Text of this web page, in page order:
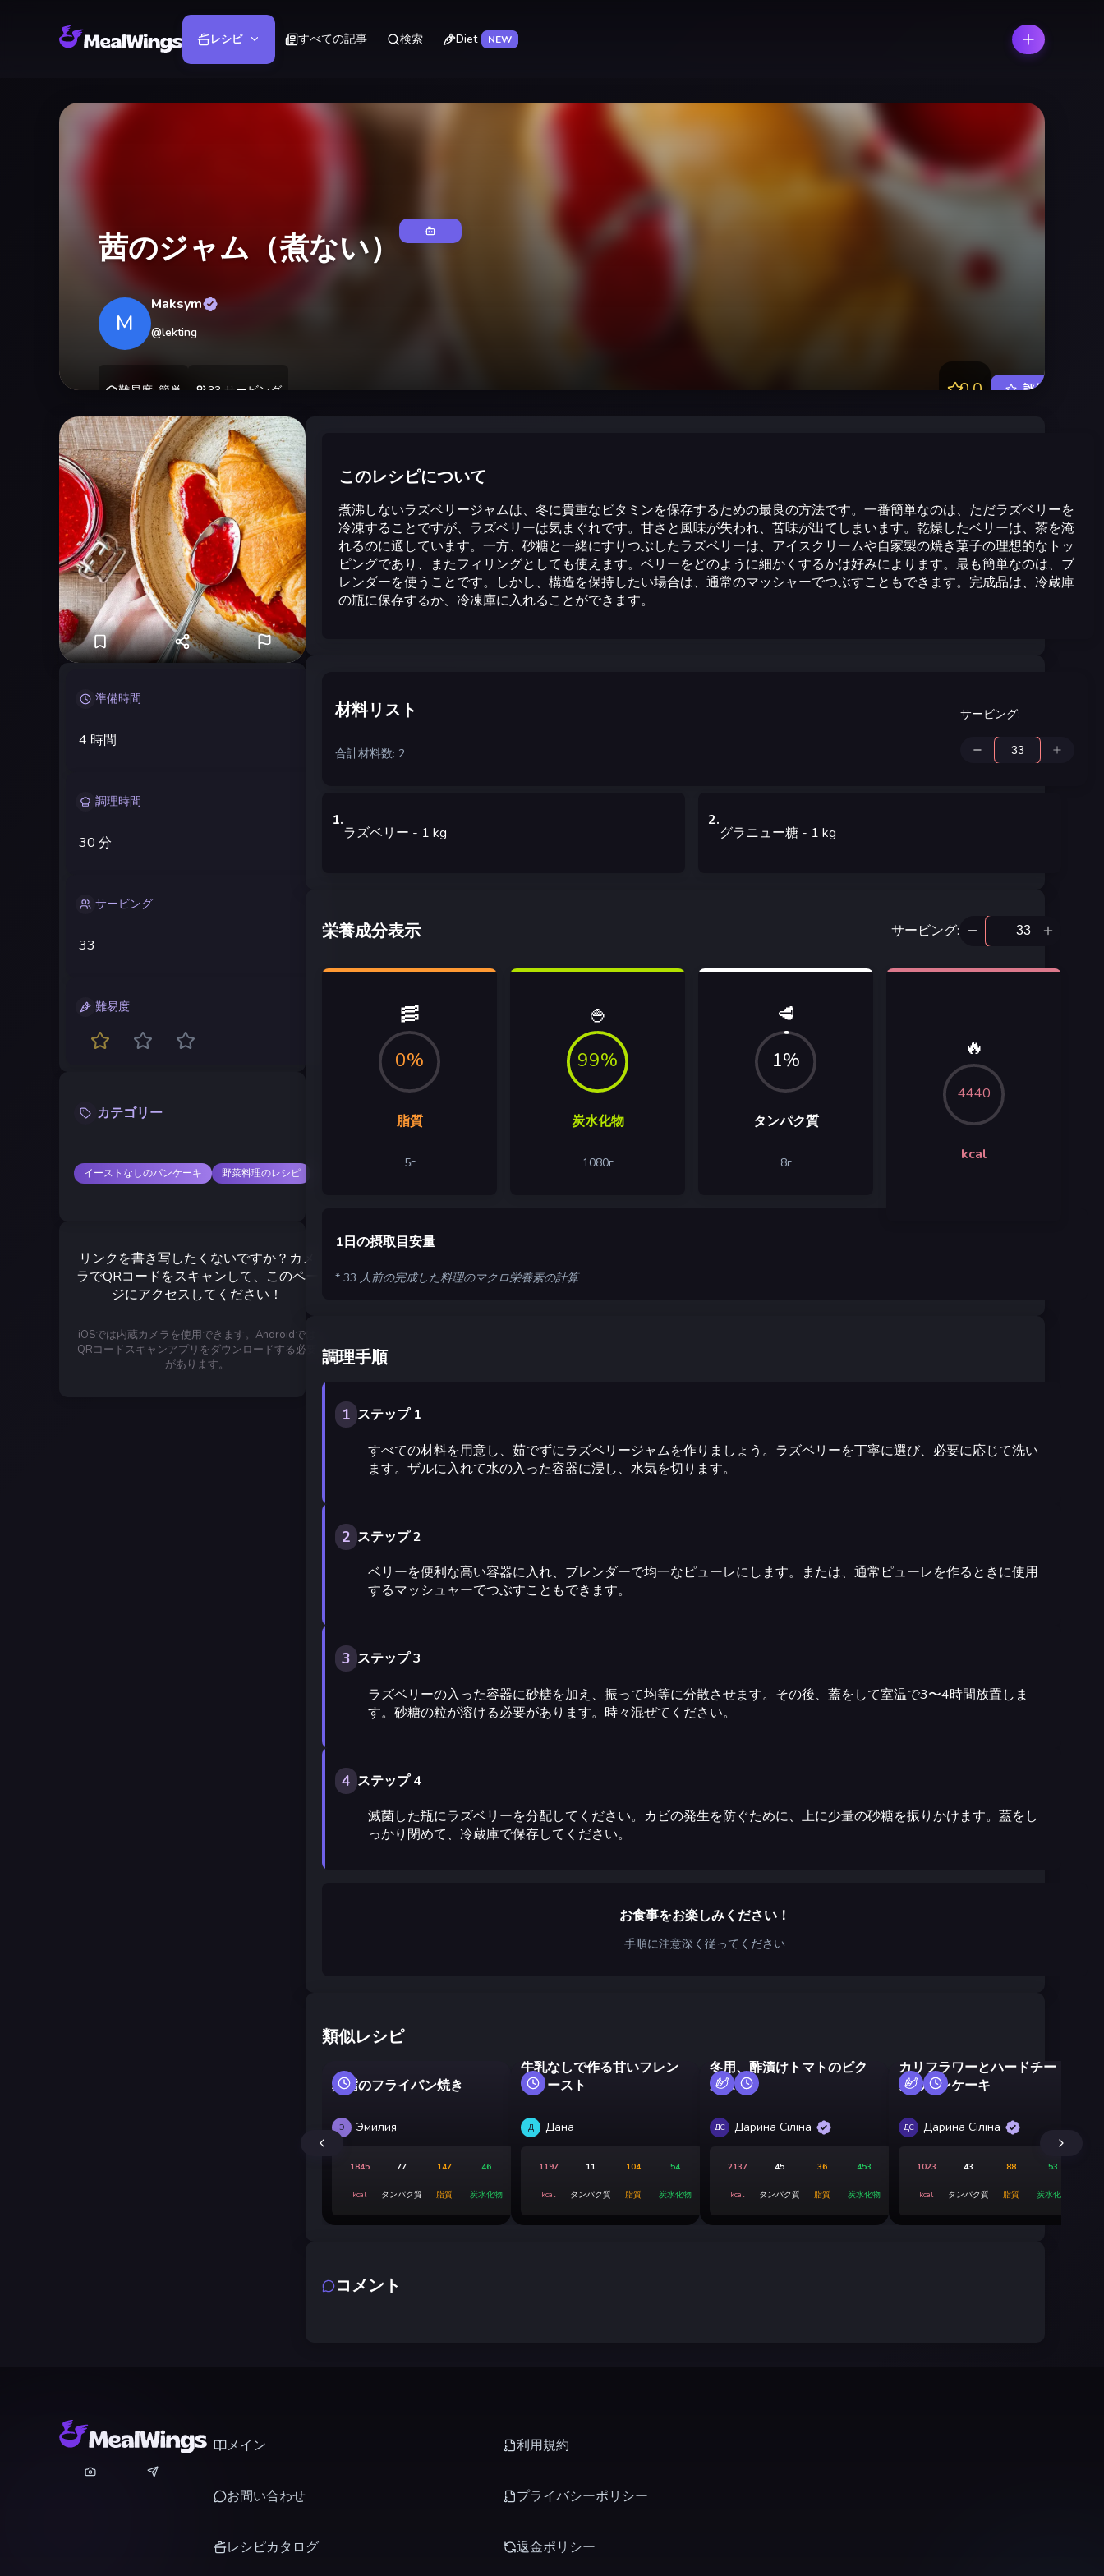
レシピ すべての記事 検索 Diet NEW
茜のジャム（煮ない）
M
Maksym
@lekting
難易度: 簡単 33 サービング 0.0 評価する
準備時間
4 時間
調理時間
30 分
サービング
33
難易度
カテゴリー
イーストなしのパンケーキ 野菜料理のレシピ
リンクを書き写したくないですか？カメ
ラでQRコードをスキャンして、このペー
ジにアクセスしてください！
iOSでは内蔵カメラを使用できます。Androidでは
QRコードスキャンアプリをダウンロードする必要
があります。
このレシピについて
煮沸しないラズベリージャムは、冬に貴重なビタミンを保存するための最良の方法です。一番簡単なのは、ただラズベリーを
冷凍することですが、ラズベリーは気まぐれです。甘さと風味が失われ、苦味が出てしまいます。乾燥したベリーは、茶を淹
れるのに適しています。一方、砂糖と一緒にすりつぶしたラズベリーは、アイスクリームや自家製の焼き菓子の理想的なトッ
ピングであり、またフィリングとしても使えます。ベリーをどのように細かくするかは好みによります。最も簡単なのは、ブ
レンダーを使うことです。しかし、構造を保持したい場合は、通常のマッシャーでつぶすこともできます。完成品は、冷蔵庫
の瓶に保存するか、冷凍庫に入れることができます。
材料リスト
合計材料数: 2
サービング:
1.
ラズベリー - 1 kg
2.
グラニュー糖 - 1 kg
栄養成分表示 サービング:
🥓
0%
脂質
5г
🍚
99%
炭水化物
1080г
🥩
1%
タンパク質
8г
🔥
4440
kcal
1日の摂取目安量
* 33 人前の完成した料理のマクロ栄養素の計算
調理手順
1 ステップ 1
すべての材料を用意し、茹でずにラズベリージャムを作りましょう。ラズベリーを丁寧に選び、必要に応じて洗い
ます。ザルに入れて水の入った容器に浸し、水気を切ります。
2 ステップ 2
ベリーを便利な高い容器に入れ、ブレンダーで均一なピューレにします。または、通常ピューレを作るときに使用
するマッシュャーでつぶすこともできます。
3 ステップ 3
ラズベリーの入った容器に砂糖を加え、振って均等に分散させます。その後、蓋をして室温で3〜4時間放置しま
す。砂糖の粒が溶ける必要があります。時々混ぜてください。
4 ステップ 4
滅菌した瓶にラズベリーを分配してください。カビの発生を防ぐために、上に少量の砂糖を振りかけます。蓋をし
っかり閉めて、冷蔵庫で保存してください。
お食事をお楽しみください！
手順に注意深く従ってください
類似レシピ
真鱈のフライパン焼き
Э Эмилия
1845
kcal
77
タンパク質
147
脂質
46
炭水化物
牛乳なしで作る甘いフレン
チトースト
Д Дана
1197
kcal
11
タンパク質
104
脂質
54
炭水化物
冬用、酢漬けトマトのピク
ルス
ДС Дарина Сіліна
2137
kcal
45
タンパク質
36
脂質
453
炭水化物
カリフラワーとハードチー
ズのパンケーキ
ДС Дарина Сіліна
1023
kcal
43
タンパク質
88
脂質
53
炭水化物
コメント
メイン
お問い合わせ
レシピカタログ
利用規約
プライバシーポリシー
返金ポリシー